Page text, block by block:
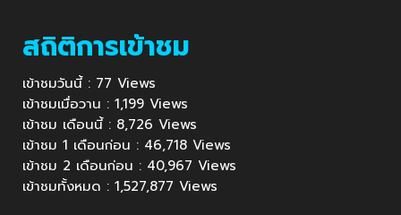
สถิติการเข้าชม
เข้าชมวันนี้ : 77 Views
เข้าชมเมื่อวาน : 1,199 Views
เข้าชม เดือนนี้ : 8,726 Views
เข้าชม 1 เดือนก่อน : 46,718 Views
เข้าชม 2 เดือนก่อน : 40,967 Views
เข้าชมทั้งหมด : 1,527,877 Views